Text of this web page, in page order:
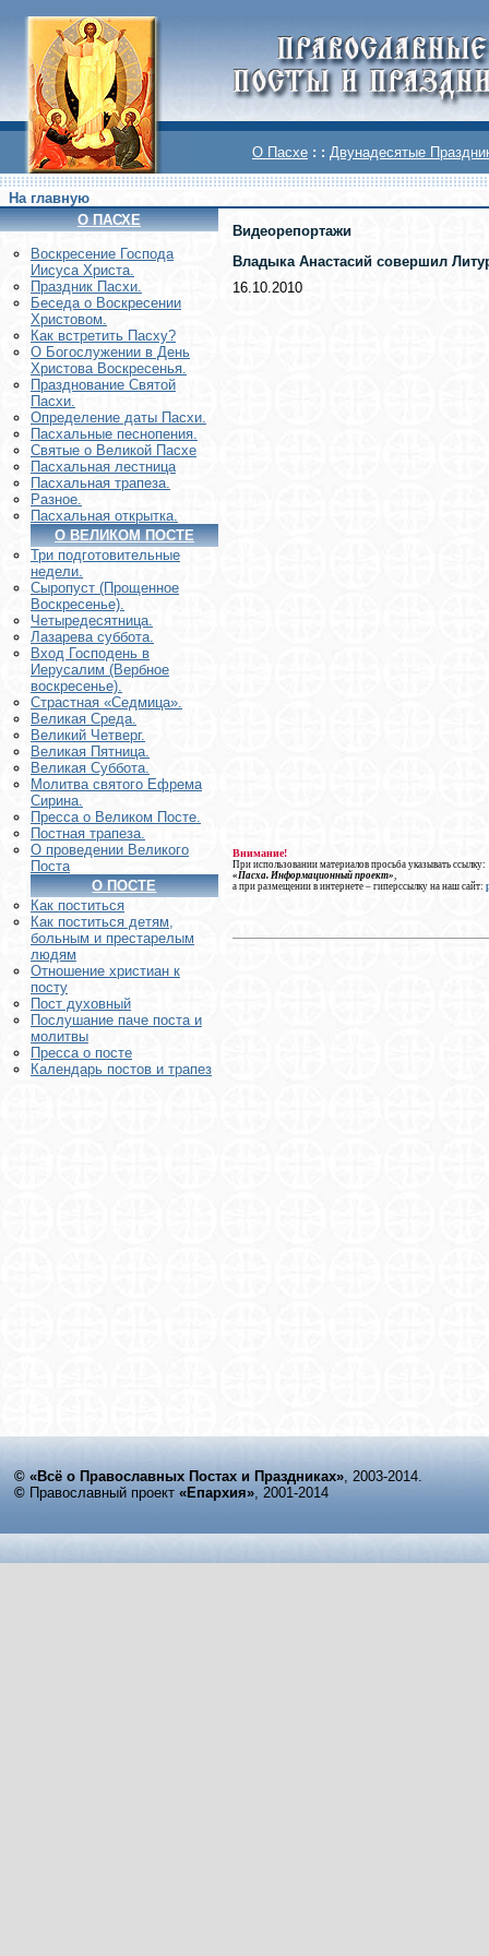
О Пасхе : : Двунадесятые
На главную
О ПАСХЕ
Воскреcение Господа
Иисуса Христа.
Праздник Пасхи.
Беседа о Воскресении
Христовом.
Как встретить Пасху?
О Богослужении в День
Христова Воскресенья.
Празднование Святой
Пасхи.
Определение даты Пасхи.
Пасхальные песнопения.
Святые о Великой Пасхе
Пасхальная лестница
Пасхальная трапеза.
Разное.
Пасхальная открытка.
О ВЕЛИКОМ ПОСТЕ
Три подготовительные
недели.
Сыропуст (Прощенное
Воскресенье).
Четыредесятница.
Лазарева суббота.
Вход Господень в
Иерусалим (Вербное
воскресенье).
Страстная «Седмица».
Великая Среда.
Великий Четверг.
Великая Пятница.
Великая Суббота.
Молитва святого Ефрема
Сирина.
Пресса о Великом Посте.
Постная трапеза.
О проведении Великого
Поста
О ПОСТЕ
Как поститься
Как поститься детям,
больным и престарелым
людям
Отношение христиан к
посту
Пост духовный
Послушание паче поста и
молитвы
Пресса о посте
Календарь постов и трапез
Видеорепортажи
Владыка Анастасий совершил
16.10.2010
Внимание!
При использовании материалов просьба указывать ссылку:
«Пасха. Информационный проект»,
а при размещении в интернете – гиперссылку на наш сайт:
© «Всё о Православных Постах и Праздниках», 2003-2014.
© Православный проект «Епархия», 2001-2014